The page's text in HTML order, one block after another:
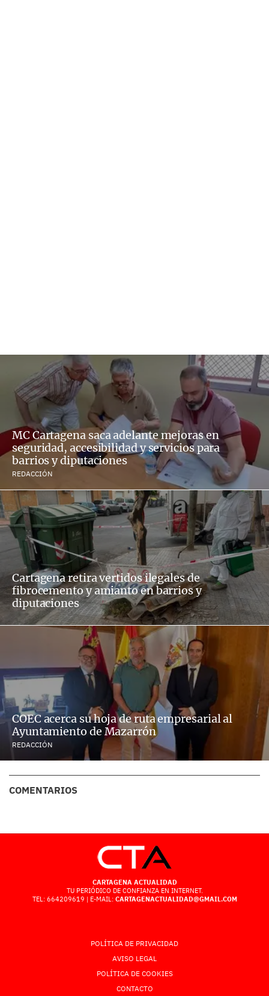
MC Cartagena saca adelante mejoras en
seguridad, accesibilidad y servicios para
barrios y diputaciones
REDACCIÓN
Cartagena retira vertidos ilegales de
fibrocemento y amianto en barrios y
diputaciones
COEC acerca su hoja de ruta empresarial al
Ayuntamiento de Mazarrón
REDACCIÓN
COMENTARIOS
CARTAGENA ACTUALIDAD
TU PERIÓDICO DE CONFIANZA EN INTERNET.
TEL: 664209619 | E-MAIL: CARTAGENACTUALIDAD@GMAIL.COM
POLÍTICA DE PRIVACIDAD
AVISO LEGAL
POLÍTICA DE COOKIES
CONTACTO